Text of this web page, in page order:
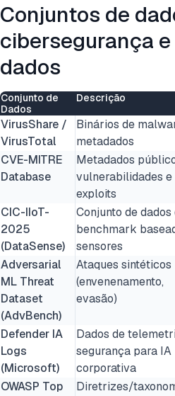
Conjuntos de
cibersegurança
dados
Conjunto de
Dados
Descrição
VirusShare /
VirusTotal
Binários de
metadados
CVE-MITRE
Database
Metadados
vulnerabilidades e
exploits
CIC-IIoT-
2025
(DataSense)
Conjunto de dados
benchmark
sensores
Adversarial
ML Threat
Dataset
(AdvBench)
Ataques sintéticos
(envenenamento,
evasão)
Defender IA
Logs
(Microsoft)
Dados de
segurança para IA
corporativa
OWASP Top
Diretrizes/